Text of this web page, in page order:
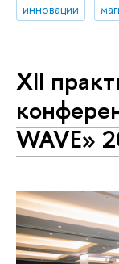
инновации
XII
WAVE»